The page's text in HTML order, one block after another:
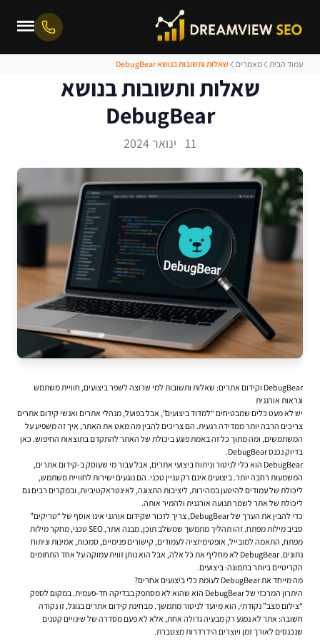
עמוד הבית מאמרים שאלות ותשובות בנושא DebugBear
שאלות ותשובות בנושא
DebugBear
11 ינואר 2024
DebugBear וקידום אתרים: שאלות ותשובות למי שרוצה לשפר ביצועים, חוויית משתמש
ונראות אורגנית
יש לא מעט כלים שמבטיחים “למדוד ביצועים”, אבל בפועל, מנהלי אתרים ואנשי קידום אתרים
צריכים הרבה יותר ממדידה רגעית. הם צריכים להבין מה מאט את האתר, איך זה משפיע על
המשתמשים, ומה מתוך כל זה באמת פוגע ביכולת של האתר להתקדם בתוצאות החיפוש. כאן
בדיוק נכנס DebugBear.
DebugBear הוא כלי לניטור וניתוח ביצועי אתרים, אבל עבור מי שעוסק ב-
קידום אתרים,
המשמעות רחבה יותר. ביצועים אינם רק עניין טכני. הם נוגעים ישירות לחוויית משתמש,
ליכולת של עמודים להיטען במהירות, ליציבות התצוגה, לאינטראקטיביות, ובמקרים רבים גם
ליכולת של אתר לשמר תנועה אורגנית ולהמיר אותה.
כדי להבין את הערך של DebugBear, צריך לזכור שקידום אורגני אינו אוסף של “טריקים”
סביב מילות מפתח. זהו תהליך מתמשך שמשלב תוכן, מבנה אתר, SEO טכני, מחקר מילות
מפתח, התאמה למובייל, אופטימיזציה לעמודים, קישורים פנימיים, סמכות, אמינות וניתוח
נתונים. DebugBear לא מחליף את כל אלה, אבל הוא נותן זווית עמוקה על אחד התחומים
הקריטיים ביותר בתמונה: ביצועים.
מה מייחד את DebugBear לעומת כלי ביצועים אחרים?
היתרון המרכזי של DebugBear הוא שהוא לא מסתפק בבדיקה חד-פעמית. במקום לספק
“צילום מצב” נקודתי, הוא מיועד לניטור מתמשך. מבחינת קידום אתרים בגוגל, זו נקודה
חשובה: אתר לא נפגע רק מבעיה גדולה אחת, אלא לא פעם מסדרה של שינויים קטנים
שנכנסים לאורך זמן ויוצרים הידרדרות מצטברת.